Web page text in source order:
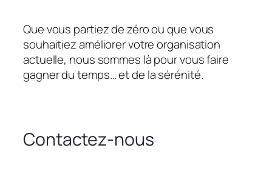
Que vous partiez de zéro ou que vous
souhaitiez améliorer votre organisation
actuelle, nous sommes là pour vous faire
gagner du temps… et de la sérénité.
Contactez-nous